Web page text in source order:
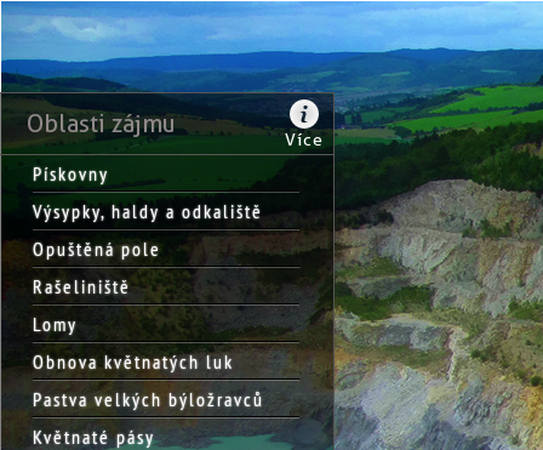
Více
Oblasti zájmu
Pískovny
Výsypky, haldy a odkaliště
Opuštěná pole
Rašeliniště
Lomy
Obnova květnatých luk
Pastva velkých býložravců
Květnaté pásy